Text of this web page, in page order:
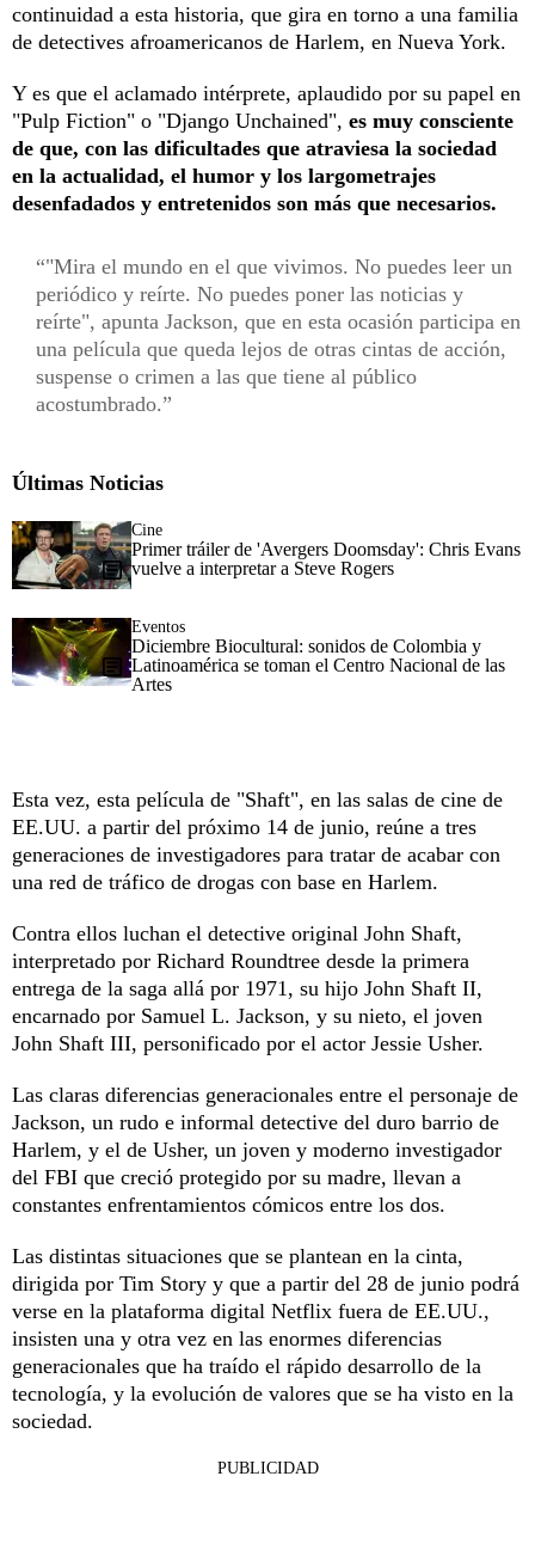
continuidad a esta historia, que gira en torno a una familia
de detectives afroamericanos de Harlem, en Nueva York.
Y es que el aclamado intérprete, aplaudido por su papel en
"Pulp Fiction" o "Django Unchained", es muy consciente
de que, con las dificultades que atraviesa la sociedad
en la actualidad, el humor y los largometrajes
desenfadados y entretenidos son más que necesarios.
"Mira el mundo en el que vivimos. No puedes leer un
periódico y reírte. No puedes poner las noticias y
reírte", apunta Jackson, que en esta ocasión participa en
una película que queda lejos de otras cintas de acción,
suspense o crimen a las que tiene al público
acostumbrado.
Últimas Noticias
Cine
Primer tráiler de 'Avergers Doomsday': Chris Evans
vuelve a interpretar a Steve Rogers
Eventos
Diciembre Biocultural: sonidos de Colombia y
Latinoamérica se toman el Centro Nacional de las
Artes
Esta vez, esta película de "Shaft", en las salas de cine de
EE.UU. a partir del próximo 14 de junio, reúne a tres
generaciones de investigadores para tratar de acabar con
una red de tráfico de drogas con base en Harlem.
Contra ellos luchan el detective original John Shaft,
interpretado por Richard Roundtree desde la primera
entrega de la saga allá por 1971, su hijo John Shaft II,
encarnado por Samuel L. Jackson, y su nieto, el joven
John Shaft III, personificado por el actor Jessie Usher.
Las claras diferencias generacionales entre el personaje de
Jackson, un rudo e informal detective del duro barrio de
Harlem, y el de Usher, un joven y moderno investigador
del FBI que creció protegido por su madre, llevan a
constantes enfrentamientos cómicos entre los dos.
Las distintas situaciones que se plantean en la cinta,
dirigida por Tim Story y que a partir del 28 de junio podrá
verse en la plataforma digital Netflix fuera de EE.UU.,
insisten una y otra vez en las enormes diferencias
generacionales que ha traído el rápido desarrollo de la
tecnología, y la evolución de valores que se ha visto en la
sociedad.
PUBLICIDAD